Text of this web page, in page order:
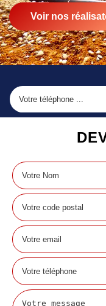
Voir nos